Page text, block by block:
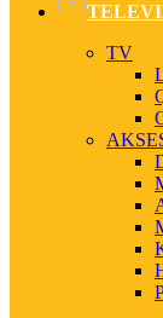
TV